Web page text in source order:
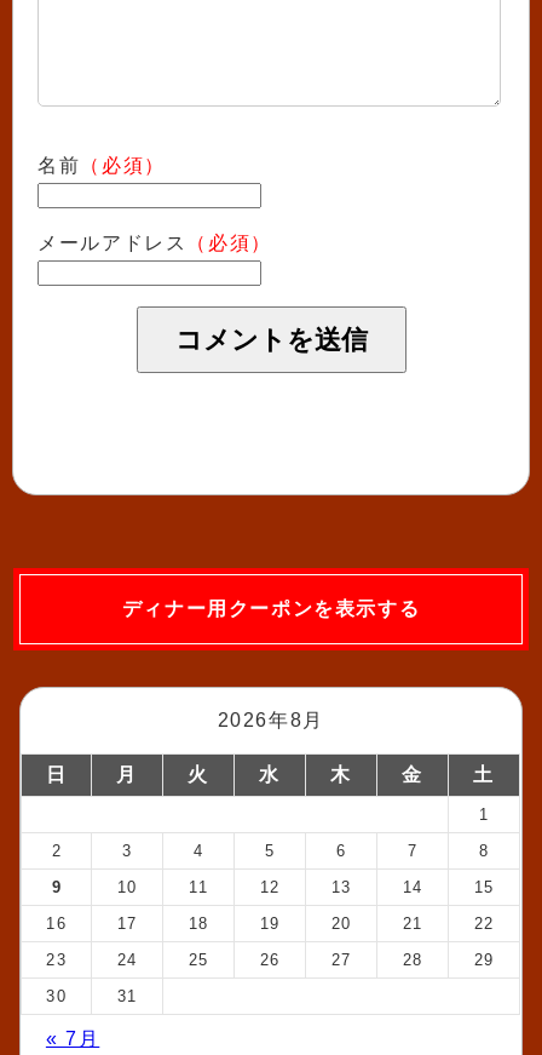
名前 （必須）
メールアドレス （必須）
ディナー用クーポンを表示する
2026年8月
日 月 火 水 木 金 土
1
2
3 4 5 6 7
8
9
10 11 12 13 14
15
16
17 18 19 20 21
22
23
24 25 26 27 28
29
30
31
« 7月